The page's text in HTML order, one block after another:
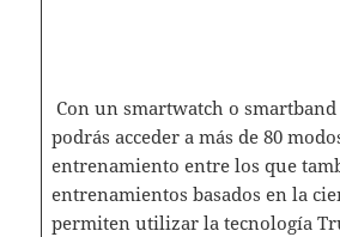
Con un smartwatch o
podrás acceder a más de 80
entrenamiento entre los que
entrenamientos basados en la
permiten utilizar la tecnología